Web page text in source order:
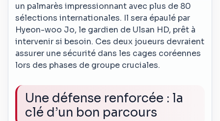
un palmarès impressionnant avec plus de 80
sélections internationales. Il sera épaulé par
Hyeon-woo Jo, le gardien de Ulsan HD, prêt à
intervenir si besoin. Ces deux joueurs devraient
assurer une sécurité dans les cages coréennes
lors des phases de groupe cruciales.
Une défense renforcée : la
clé d’un bon parcours